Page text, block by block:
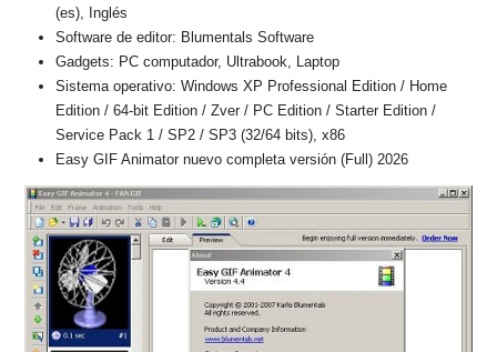
(es), Inglés
Software de editor: Blumentals Software
Gadgets: PC computador, Ultrabook, Laptop
Sistema operativo: Windows XP Professional Edition / Home
Edition / 64-bit Edition / Zver / PC Edition / Starter Edition /
Service Pack 1 / SP2 / SP3 (32/64 bits), x86
Easy GIF Animator nuevo completa versión (Full) 2026